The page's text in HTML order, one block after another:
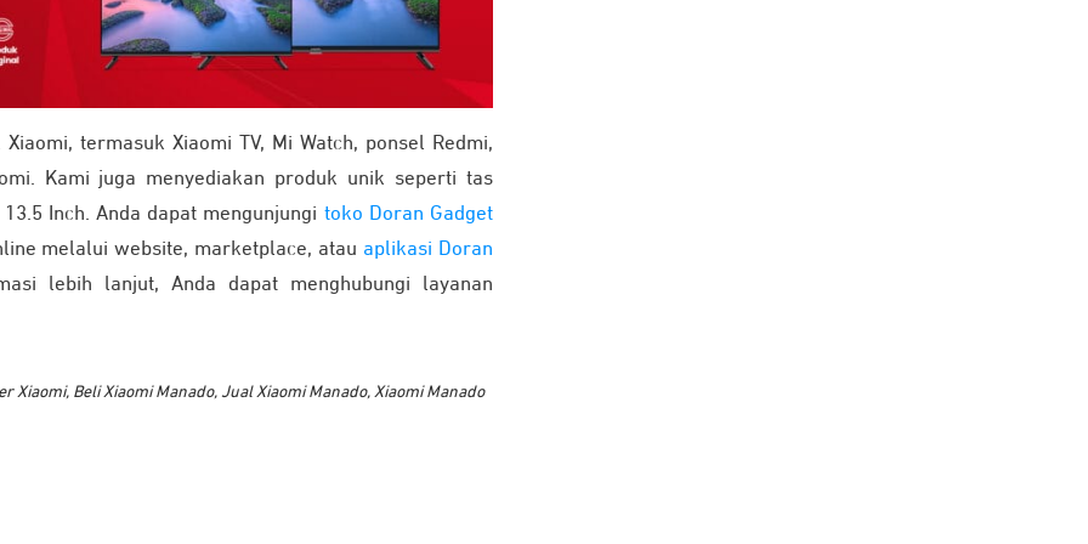
termasuk Xiaomi TV, Mi Watch, ponsel Redmi,
Kami juga menyediakan produk unik seperti tas
Inch. Anda dapat mengunjungi toko Doran Gadget
melalui website, marketplace, atau aplikasi Doran
lebih lanjut, Anda dapat menghubungi layanan
Xiaomi, Beli Xiaomi Manado,Jual Xiaomi Manado,Xiaomi Manado